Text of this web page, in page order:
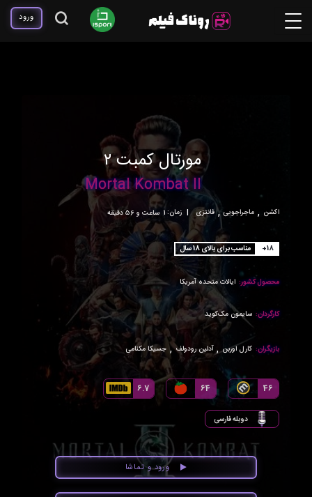
ورود
مورتال کمبت ۲
Mortal Kombat II
اکشن , ماجراجویی , فانتزی | زمان: 1ساعت و 56 دقیقه
+18 مناسب برای بالای 18 سال
محصول کشور: ایالات متحده آمریکا
کارگردان: سایمون مک‌کوید
بازیگران: کارل اوربن , آدلین رودولف , جسیکا مکنامی
46
64
6.7
دوبله فارسی
ورود و تماشا